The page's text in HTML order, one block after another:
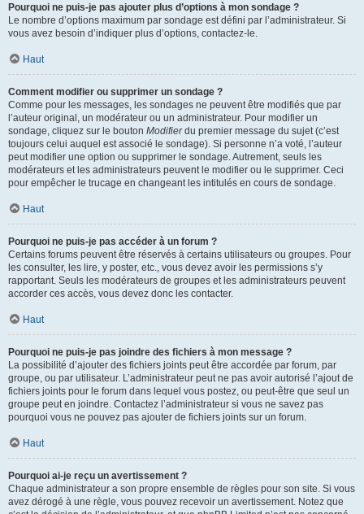
Pourquoi ne puis-je pas ajouter plus d’options à mon sondage ?
Le nombre d’options maximum par sondage est défini par l’administrateur. Si
vous avez besoin d’indiquer plus d’options, contactez-le.
Haut
Comment modifier ou supprimer un sondage ?
Comme pour les messages, les sondages ne peuvent être modifiés que par
l’auteur original, un modérateur ou un administrateur. Pour modifier un
sondage, cliquez sur le bouton Modifierdu premier message du sujet (c’est
toujours celui auquel est associé le sondage). Si personne n’a voté, l’auteur
peut modifier une option ou supprimer le sondage. Autrement, seuls les
modérateurs et les administrateurs peuvent le modifier ou le supprimer. Ceci
pour empêcher le trucage en changeant les intitulés en cours de sondage.
Haut
Pourquoi ne puis-je pas accéder à un forum ?
Certains forums peuvent être réservés à certains utilisateurs ou groupes. Pour
les consulter, les lire, y poster, etc., vous devez avoir les permissions s’y
rapportant. Seuls les modérateurs de groupes et les administrateurs peuvent
accorder ces accès, vous devez donc les contacter.
Haut
Pourquoi ne puis-je pas joindre des fichiers à mon message ?
La possibilité d’ajouter des fichiers joints peut être accordée par forum, par
groupe, ou par utilisateur. L’administrateur peut ne pas avoir autorisé l’ajout de
fichiers joints pour le forum dans lequel vous postez, ou peut-être que seul un
groupe peut en joindre. Contactez l’administrateur si vous ne savez pas
pourquoi vous ne pouvez pas ajouter de fichiers joints sur un forum.
Haut
Pourquoi ai-je reçu un avertissement ?
Chaque administrateur a son propre ensemble de règles pour son site. Si vous
avez dérogé à une règle, vous pouvez recevoir un avertissement. Notez que